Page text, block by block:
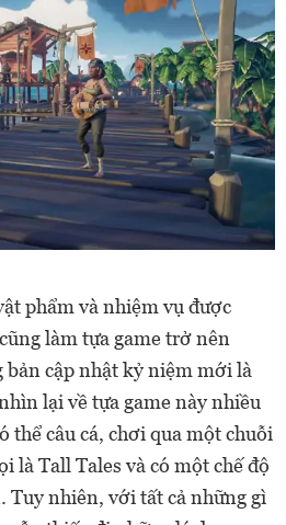
phẩm và nhiệm vụ được
làm tựa game trở nên
cập nhật kỷ niệm mới là
lại về tựa game này nhiều
thể câu cá, chơi qua một chuỗi
là Tall Tales và có một chế độ
Tuy nhiên, với tất cả những gì